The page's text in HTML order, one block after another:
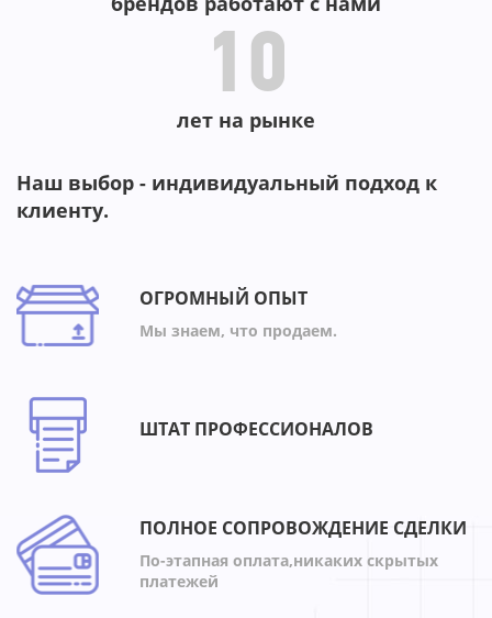
10
лет на рынке
Наш выбор - индивидуальный подход к
клиенту.
ОГРОМНЫЙ ОПЫТ
Мы знаем, что продаем.
ШТАТ ПРОФЕССИОНАЛОВ
ПОЛНОЕ СОПРОВОЖДЕНИЕ СДЕЛКИ
По-этапная оплата,никаких скрытых
платежей